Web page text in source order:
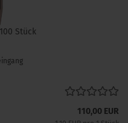
Stück
110,00 EUR